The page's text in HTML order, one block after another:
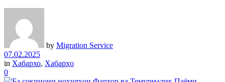
by Migration Service
07.02.2025
in Хабархо, Хабарҳо
0